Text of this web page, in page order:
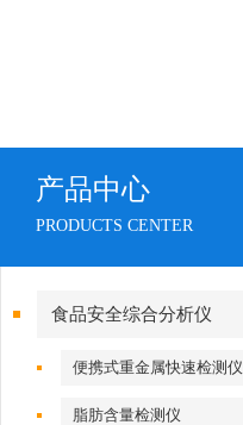
产品中心
PRODUCTS CENTER
食品安全综合分析仪
便携式重金属快速检测仪
脂肪含量检测仪